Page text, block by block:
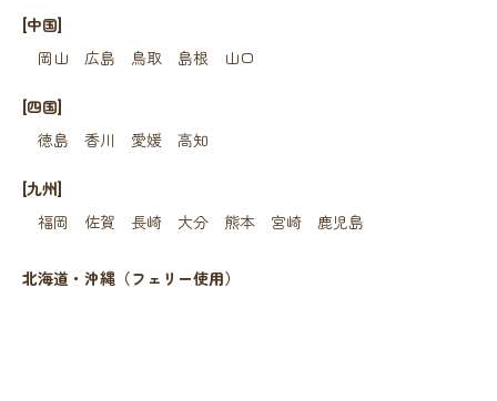
[中国]
岡山
広島 鳥取 島根 山口
[四国]
徳島
香川 愛媛 高知
[九州]
福岡
佐賀 長崎 大分 熊本 宮崎 鹿児島
北海道・沖縄（フェリー使用）